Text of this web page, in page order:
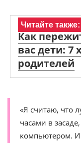
Читайте также:
Как
вас дети: 7
родителей
«Я считаю, что
часами в
компьютером.